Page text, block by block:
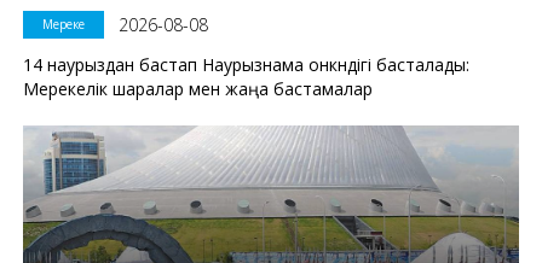
Мереке
2026-08-08
14 наурыздан бастап Наурызнама онкүндігі басталады:
Мерекелік шаралар мен жаңа бастамалар